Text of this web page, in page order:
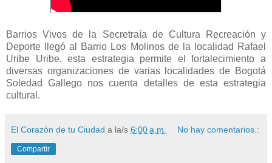
Barrios Vivos de la Secretraía de Cultura Recreación y
Deporte llegó al Barrio Los Molinos de la localidad Rafael
Uribe Uribe, esta estrategia permite el fortalecimiento a
diversas organizaciones de varias localidades de Bogotá
Soledad Gallego nos cuenta detalles de esta estrategia
cultural.
El Corazón de tu Ciudad a la/s 6:00 a.m. No hay comentarios.:
Compartir